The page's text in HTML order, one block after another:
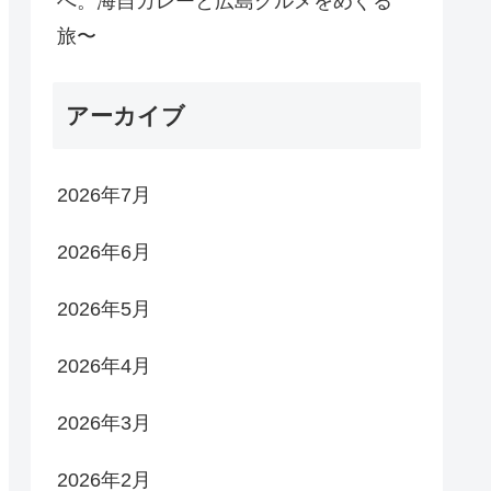
旅〜
アーカイブ
2026年7月
2026年6月
2026年5月
2026年4月
2026年3月
2026年2月